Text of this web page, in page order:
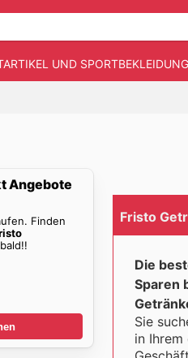
UND SPORTBEKLEIDUNG
Angebote
Finden
bald!!
Fristo
Die
Sparen
Sie
in